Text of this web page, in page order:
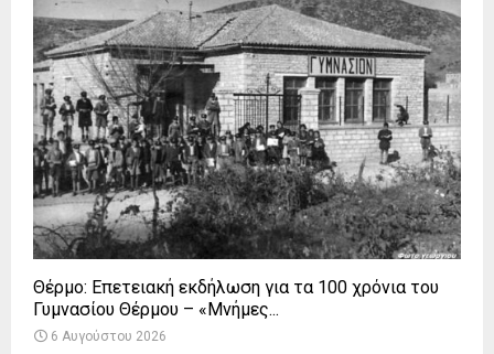
Θέρμο: Επετειακή εκδήλωση για τα 100 χρόνια του
Γυμνασίου Θέρμου – «Μνήμες...
6 Αυγούστου 2026